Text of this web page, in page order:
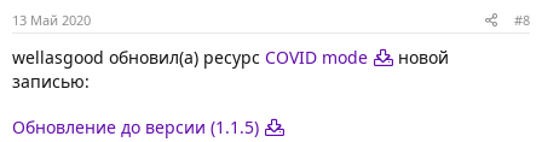
13 Май 2020 #8
wellasgood обновил(а) ресурс COVID mode
новой
записью:
Обновление до версии (1.1.5)